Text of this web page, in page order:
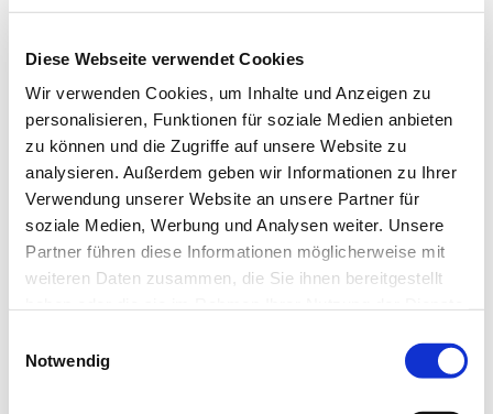
Diese Webseite verwendet Cookies
Wir verwenden Cookies, um Inhalte und Anzeigen zu
personalisieren, Funktionen für soziale Medien anbieten
zu können und die Zugriffe auf unsere Website zu
analysieren. Außerdem geben wir Informationen zu Ihrer
Verwendung unserer Website an unsere Partner für
soziale Medien, Werbung und Analysen weiter. Unsere
Partner führen diese Informationen möglicherweise mit
weiteren Daten zusammen, die Sie ihnen bereitgestellt
Notwendig